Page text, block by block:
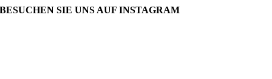
BESUCHEN SIE UNS AUF INSTAGRAM